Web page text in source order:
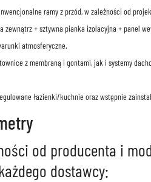
ramy z przód, w zależności od
zewnątrz + sztywna pianka izolacyjna + panel
atmosferyczne.
z membraną i gontami, jak i systemy
łazienki/kuchnie oraz wstępnie
od producenta i
dostawcy: